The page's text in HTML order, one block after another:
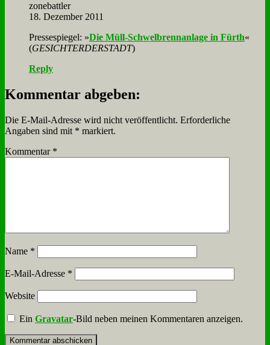
zone­batt­ler
18. Dezember 2011
Pres­se­spie­gel: »Die Müll-Schwel­brenn­an­la­ge in Fürth«
(GESICHTERDERSTADT)
Reply
Kommentar abgeben:
Die E-Mail-Adresse wird nicht veröffentlicht. Erforderliche
Angaben sind mit * markiert.
Kommentar *
Name *
E-Mail-Adresse *
Website
EinGravatar-Bild neben meinen Kommentaren anzeigen.